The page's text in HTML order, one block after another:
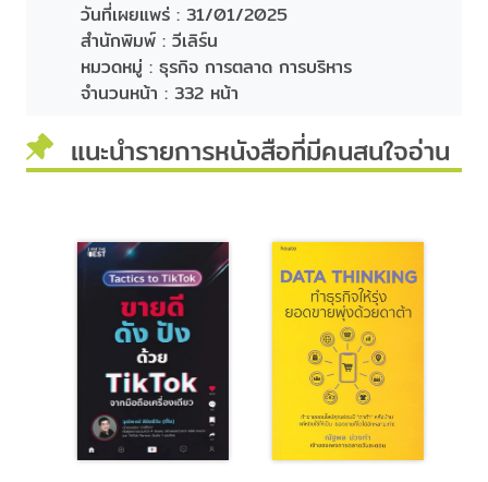
วันที่เผยแพร่ : 31/01/2025
สำนักพิมพ์ : วีเลิร์น
หมวดหมู่ : ธุรกิจ การตลาด การบริหาร
จำนวนหน้า : 332 หน้า
แนะนำรายการหนังสือที่มีคนสนใจอ่าน